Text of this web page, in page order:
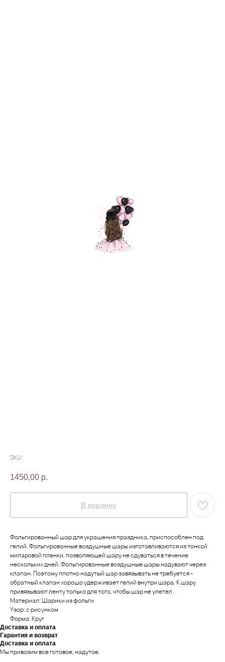
SKU:
1450,00 р.
В корзину
Фольгированный шар для украшения праздника, приспособлен под
гелий. Фольгированные воздушные шары изготавливаются из тонкой
миларовой пленки, позволяющей шару не сдуваться в течение
нескольких дней. Фольгированные воздушные шары надувают через
клапан. Поэтому плотно надутый шар завязывать не требуется -
обратный клапан хорошо удерживает гелий внутри шара. К шару
привязывают ленту только для того, чтобы шар не улетел.
Материал: Шарики из фольги
Узор: с рисунком
Форма: Круг
Доставка и оплата
Гарантия и возврат
Доставка и оплата
Мы привозим все готовое, надутое.